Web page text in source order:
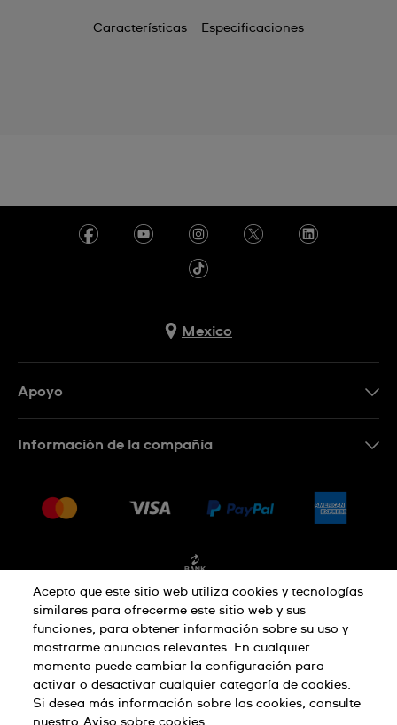
Características Especificaciones
Mexico
Apoyo
Condiciones de venta
Información de la compañía
Empleo
Política de privacidad
Aviso sobre cookies Condiciones de uso
Acepto que este sitio web utiliza cookies y tecnologías
similares para ofrecerme este sitio web y sus
funciones, para obtener información sobre su uso y
mostrarme anuncios relevantes. En cualquier
momento puede cambiar la configuración para
activar o desactivar cualquier categoría de cookies.
Si desea más información sobre las cookies, consulte
nuestro Aviso sobre cookies.